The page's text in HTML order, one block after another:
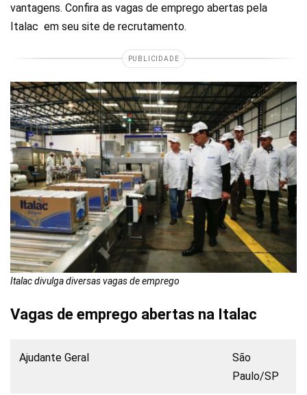
vantagens. Confira as vagas de emprego abertas pela
Italac em seu site de recrutamento.
PUBLICIDADE
Italac divulga diversas vagas de emprego
Vagas de emprego abertas na Italac
Ajudante Geral
São
Paulo/SP